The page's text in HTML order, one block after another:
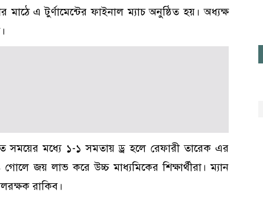
এ টুর্ণামেন্টের ফাইনাল ম্যাচ অনুষ্ঠিত হয়। অধ্যক্ষ
সময়ের মধ্যে ১-১ সমতায় ড্র হলে রেফারী তারেক এর
গোলে জয় লাভ করে উচ্চ মাধ্যমিকের শিক্ষার্থীরা। ম্যান
রাকিব।